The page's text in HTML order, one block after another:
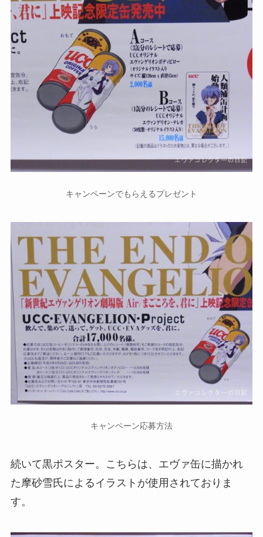
キャンペーンでもらえるプレゼント
キャンペーン応募方法
続いて黒ポスター。こちらは、エヴァ缶に描かれ
た摩砂雪氏によるイラストが使用されておりま
す。